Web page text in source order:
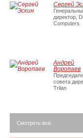
Сергей
директор,
Computers
Андрей
Воропаев
совета
Trilan
Смотреть все